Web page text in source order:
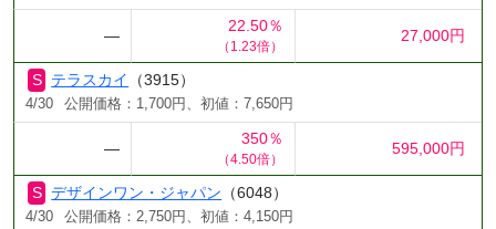
―
22.50％
（1.23倍）
27,000円
テラスカイ （3915）
4/30 公開価格：1,700円、初値：7,650円
―
350％
（4.50倍）
595,000円
デザインワン・ジャパン （6048）
4/30 公開価格：2,750円、初値：4,150円